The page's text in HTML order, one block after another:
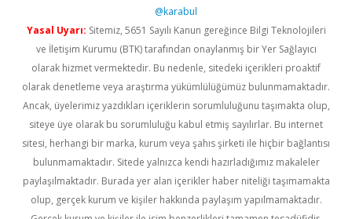
@karabul
Yasal Uyarı: Sitemiz, 5651 Sayılı Kanun gereğince Bilgi Teknolojileri
ve İletişim Kurumu (BTK) tarafından onaylanmış bir Yer Sağlayıcı
olarak hizmet vermektedir. Bu nedenle, sitedeki içerikleri proaktif
olarak denetleme veya araştırma yükümlülüğümüz bulunmamaktadır.
Ancak, üyelerimiz yazdıkları içeriklerin sorumluluğunu taşımakta olup,
siteye üye olarak bu sorumluluğu kabul etmiş sayılırlar. Bu internet
sitesi, herhangi bir marka, kurum veya şahıs şirketi ile hiçbir bağlantısı
bulunmamaktadır. Sitede yalnızca kendi hazırladığımız makaleler
paylaşılmaktadır. Burada yer alan içerikler haber niteliği taşımamakta
olup, gerçek kurum ve kişiler hakkında paylaşım yapılmamaktadır.